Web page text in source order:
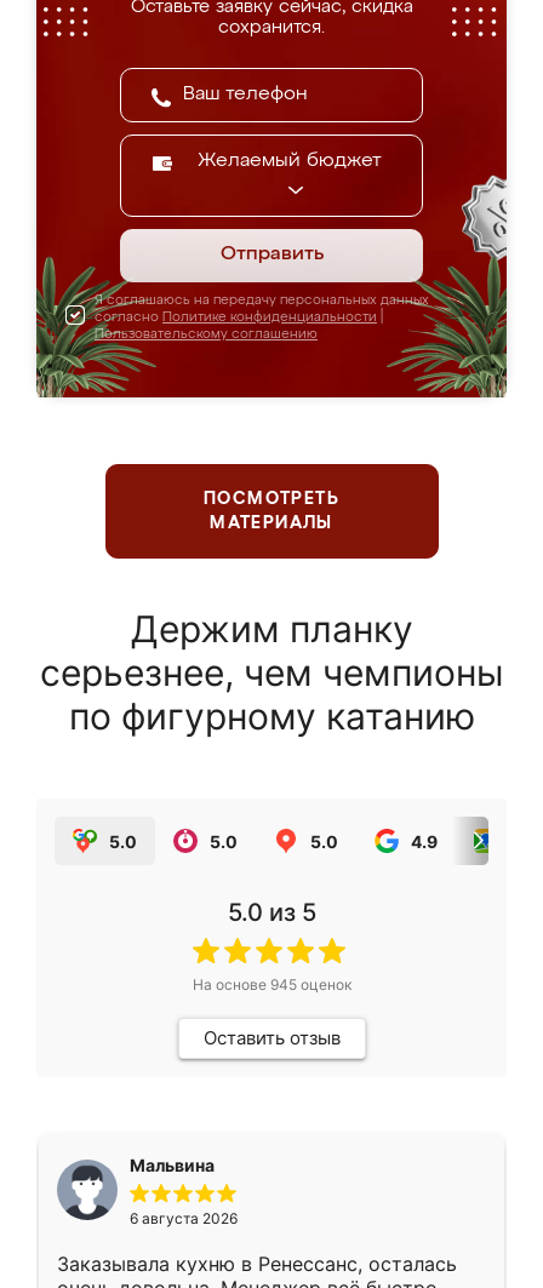
Оставьте заявку сейчас, скидка
сохранится.
Желаемый бюджет
Отправить
Я соглашаюсь на передачу персональных данных
согласно Политике конфиденциальности
Пользовательскому соглашению
ПОСМОТРЕТЬ
МАТЕРИАЛЫ
Держим планку
серьезнее, чем чемпионы
по фигурному катанию
5.0 5.0 5.0 4.9
5.0 из 5
На основе 945оценок
Оставить отзыв
Мальвина
6 августа 2026
Заказывала кухню в Ренессанс, осталась